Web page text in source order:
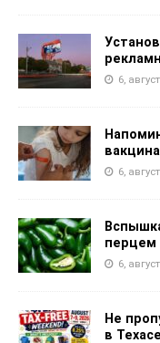
6,
6,
перцем
6,
Не
в Техасе